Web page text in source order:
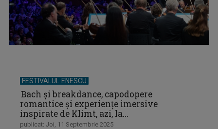
FESTIVALUL ENESCU
Bach și breakdance, capodopere
romantice și experiențe imersive
inspirate de Klimt, azi, la...
publicat: Joi, 11 Septembrie 2025